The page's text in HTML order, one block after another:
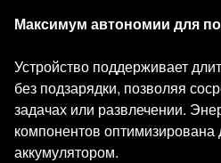
Максимум автономии для
Устройство поддерживает
без подзарядки, позволяя
задачах или развлечении.
компонентов
аккумулятором.